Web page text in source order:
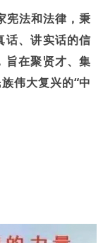
宪法和法律，秉
话、讲实话的信
旨在聚贤才、集
伟大复兴的“中